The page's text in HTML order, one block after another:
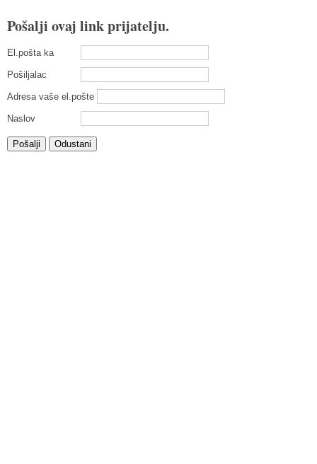
Pošalji ovaj link prijatelju.
El.pošta ka
Pošiljalac
Adresa vaše el.pošte
Naslov
Pošalji Odustani